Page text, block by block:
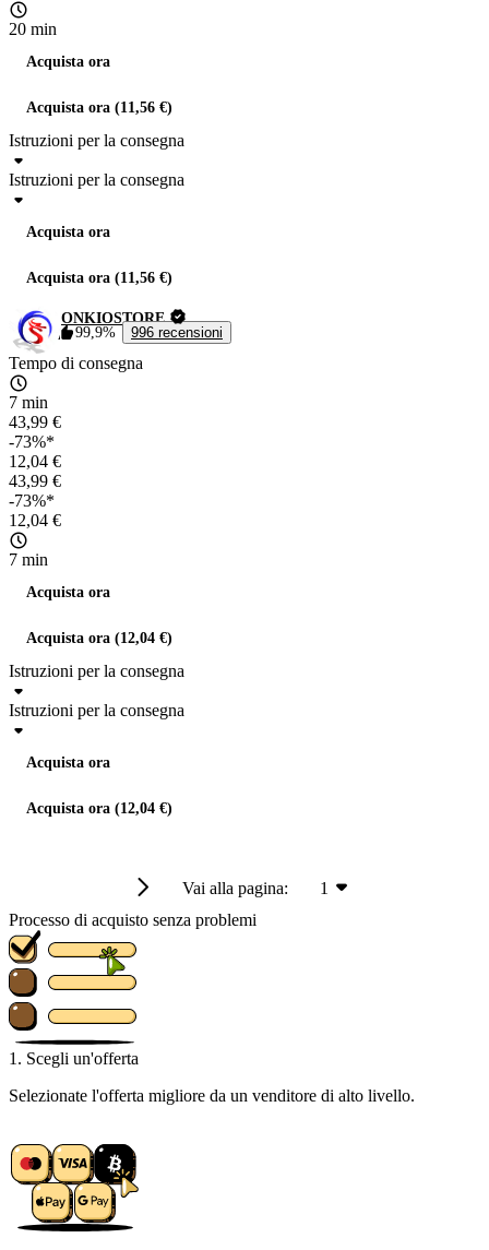
20 min
Acquista ora
Acquista ora (11,56 €)
Istruzioni per la consegna
Istruzioni per la consegna
Acquista ora
Acquista ora (11,56 €)
ONKIOSTORE
99,9%
996 recensioni
Tempo di consegna
7 min
43,99 €
-73%*
12,04 €
43,99 €
-73%*
12,04 €
7 min
Acquista ora
Acquista ora (12,04 €)
Istruzioni per la consegna
Istruzioni per la consegna
Acquista ora
Acquista ora (12,04 €)
Vai alla pagina:
1
Processo di acquisto senza problemi
1. Scegli un'offerta
Selezionate l'offerta migliore da un venditore di alto livello.